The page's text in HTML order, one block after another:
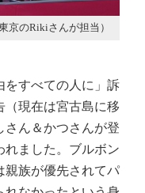
京のRikiさんが担当）
すべての人に」訴
（現在は宮古島に移
さん＆かつさんが登
れました。ブルボン
親族が優先されてパ